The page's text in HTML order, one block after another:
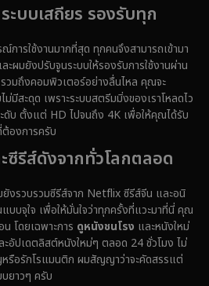
(61)
(222)
(329)
(14)
บบเสถียร รองรับทุก
การใช้งานมากที่สุด ทุกคนจึงสามารถเข้ามา
ะผมยังปรับจูนระบบให้รองรับการใช้งานผ่าน
มถึงคอมพิวเตอร์อย่างลื่นไหล คุณจะ
ม่มีสะดุด เพราะระบบสตรีมมิ่งของเราโหลดไว
ดับ ตั้งแต่ HD ไปจนถึง 4K เพื่อให้คุณได้รับ
องการครับ
ซีรีส์ดังจากทั่วโลกตลอด
งรวบรวมซีรีส์จาก Netflix ซีรีส์จีน และอนิ
บบจุใจ เพื่อให้มั่นใจว่าทุกครั้งที่แวะมาที่นี่ คุณ
โดยเฉพาะการ ดูหนังชนโรง และหนังใหม่
อัปเดตลิสต์หนังใหม่ๆ ตลอด 24 ชั่วโมง ไม่
หรือรักโรแมนติก ผมสัญญาว่าจะคัดสรรแต่
ยาวๆ ครับ